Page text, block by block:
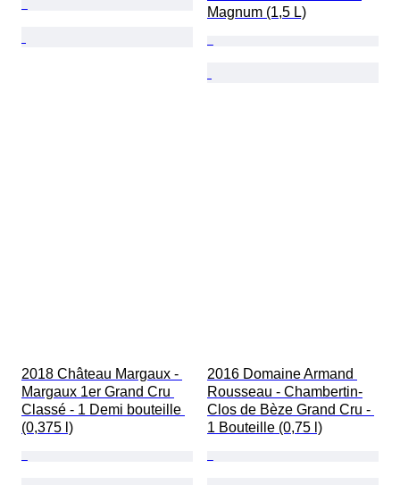
Magnum (1,5 L)
2018 Château Margaux -
Margaux 1er Grand Cru
Classé - 1 Demi bouteille
(0,375 l)
2016 Domaine Armand
Rousseau - Chambertin-
Clos de Bèze Grand Cru -
1 Bouteille (0,75 l)